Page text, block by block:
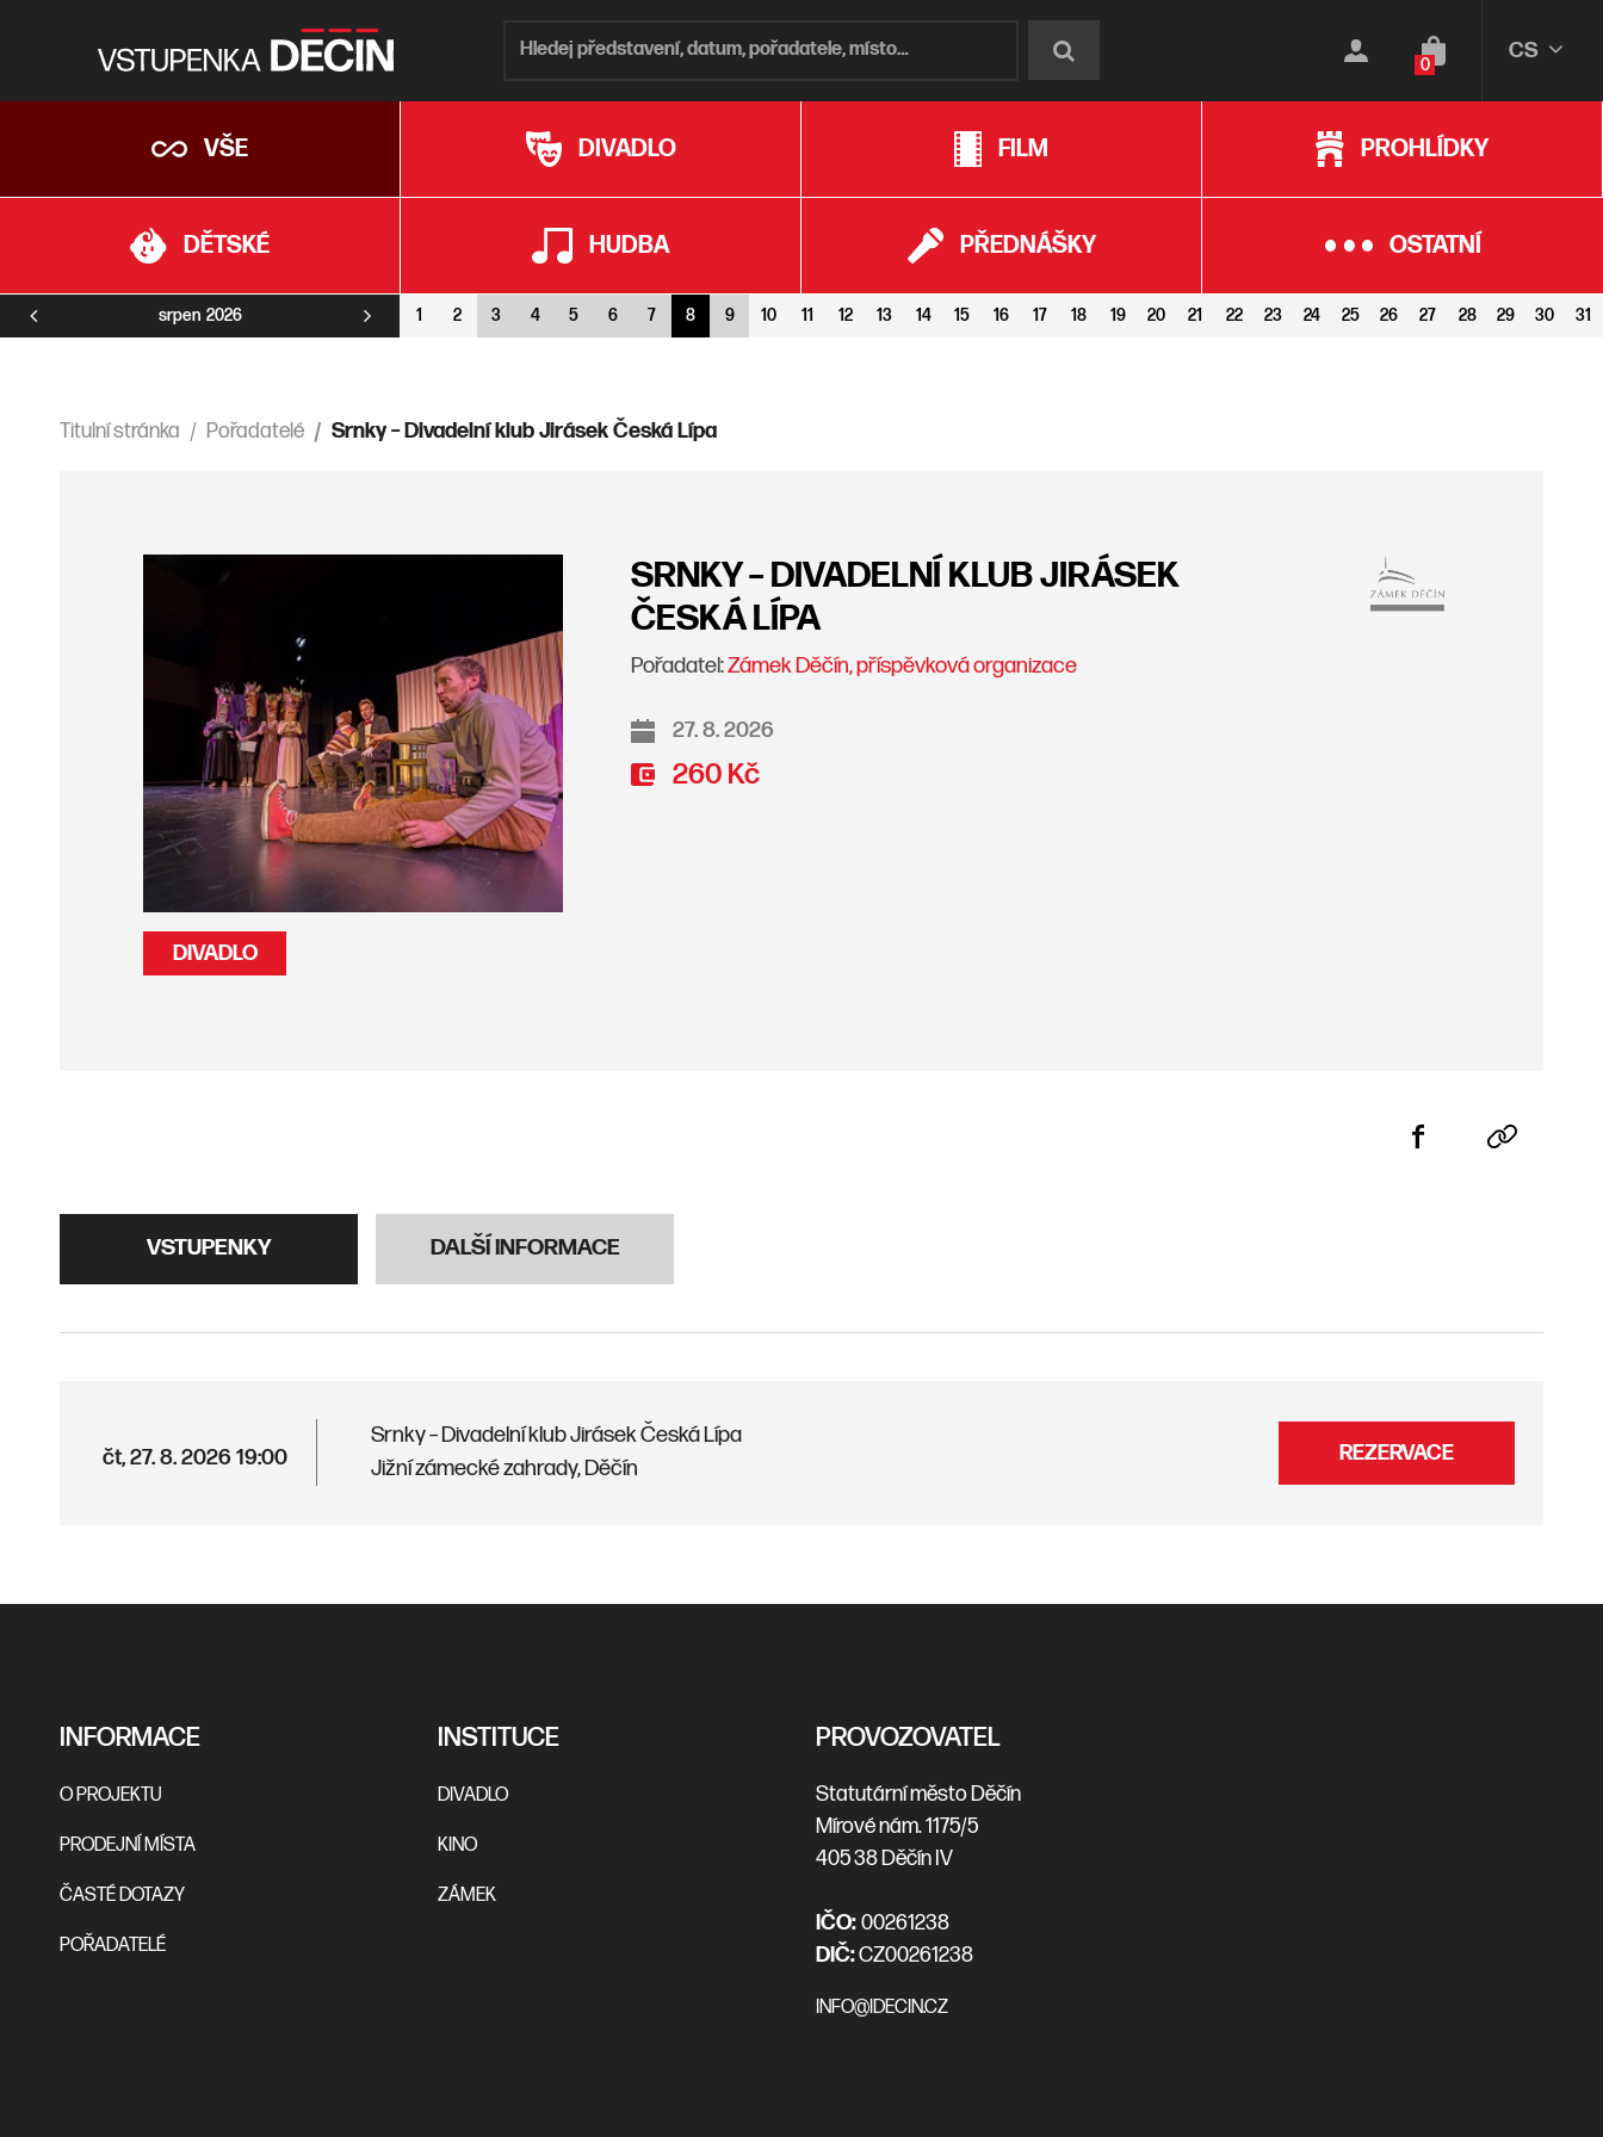
0
CS
VŠE DIVADLO FILM PROHLÍDKY
DĚTSKÉ HUDBA PŘEDNÁŠKY OSTATNÍ
srpen 2026 1 2 3 4 5 6 7 8 9 10 11 12 13 14 15 16 17 18 19 20 21 22 23 24 25 26 27 28 29 30 31
Titulní stránka Pořadatelé Srnky – Divadelní klub Jirásek Česká Lípa
DIVADLO
SRNKY – DIVADELNÍ KLUB JIRÁSEK
ČESKÁ LÍPA
Pořadatel:Zámek Děčín, příspěvková organizace
27. 8. 2026
260 Kč
VSTUPENKY DALŠÍ INFORMACE
čt, 27. 8. 202619:00
Srnky – Divadelní klub Jirásek Česká Lípa
Jižní zámecké zahrady, Děčín
REZERVACE
INFORMACE
O PROJEKTU
PRODEJNÍ MÍSTA
ČASTÉ DOTAZY
POŘADATELÉ
INSTITUCE
DIVADLO
KINO
ZÁMEK
PROVOZOVATEL
Statutární město Děčín
Mírové nám. 1175/5
405 38 Děčín IV
IČO:00261238
DIČ:CZ00261238
INFO@IDECIN.CZ